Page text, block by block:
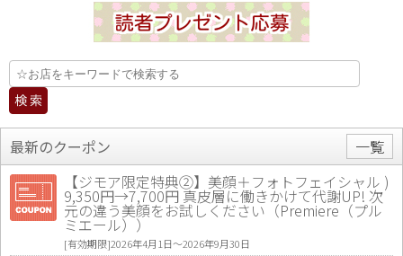
最新のクーポン
一覧
【ジモア限定特典②】美顔＋フォトフェイシャル )
9,350円→7,700円 真皮層に働きかけて代謝UP! 次
元の違う美顔をお試しください（Premiere（プル
ミエール））
[有効期限]2026年4月1日〜2026年9月30日